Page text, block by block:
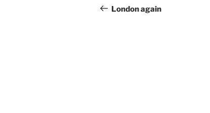
Beitrag
London again